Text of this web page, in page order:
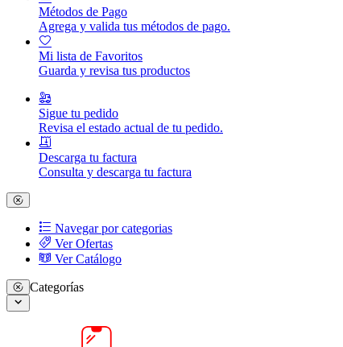
Métodos de Pago
Agrega y valida tus métodos de pago.
Mi lista de Favoritos
Guarda y revisa tus productos
Sigue tu pedido
Revisa el estado actual de tu pedido.
Descarga tu factura
Consulta y descarga tu factura
Navegar por categorias
Ver Ofertas
Ver Catálogo
Categorías